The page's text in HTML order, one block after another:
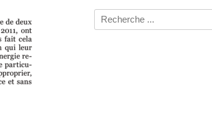
Rechercher :